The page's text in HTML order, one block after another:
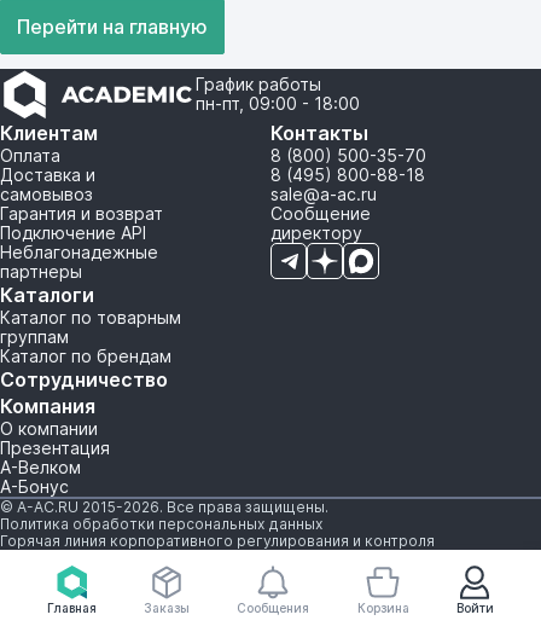
Главная Войти
Заказы Сообщения Корзина
Перейти на главную
График работы
пн-пт, 09:00 - 18:00
Клиентам
Оплата
Доставка и
самовывоз
Гарантия и возврат
Подключение API
Неблагонадежные
партнеры
Каталоги
Каталог по товарным
группам
Каталог по брендам
Сотрудничество
Компания
О компании
Презентация
А-Велком
А-Бонус
Контакты
8 (800) 500-35-70
8 (495) 800-88-18
sale@a-ac.ru
Сообщение
директору
© A-AC.RU 2015-2026. Все права защищены.
Политика обработки персональных данных
Горячая линия корпоративного регулирования и контроля